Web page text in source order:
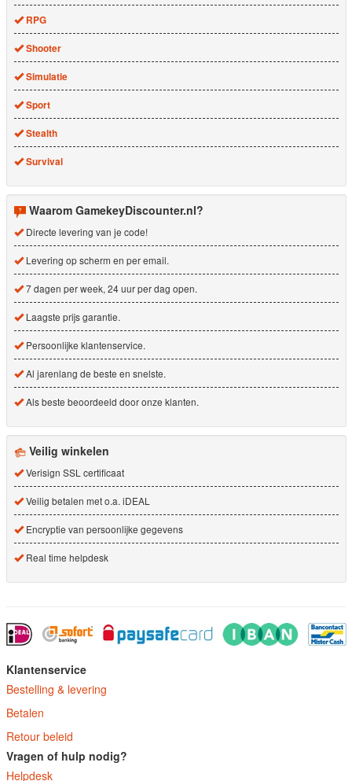
RPG
Shooter
Simulatie
Sport
Stealth
Survival
Waarom GamekeyDiscounter.nl?
Directe levering van je code!
Levering op scherm en per email.
7 dagen per week, 24 uur per dag open.
Laagste prijs garantie.
Persoonlijke klantenservice.
Al jarenlang de beste en snelste.
Als beste beoordeeld door onze klanten.
Veilig winkelen
Verisign SSL certificaat
Veilig betalen met o.a. iDEAL
Encryptie van persoonlijke gegevens
Real time helpdesk
Klantenservice
Bestelling & levering
Betalen
Retour beleid
Vragen of hulp nodig?
Helpdesk